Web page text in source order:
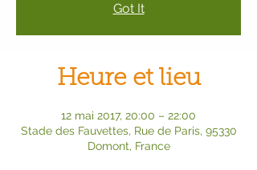
Got It
Heure et lieu
12 mai 2017, 20:00 – 22:00
Stade des Fauvettes, Rue de Paris, 95330
Domont, France